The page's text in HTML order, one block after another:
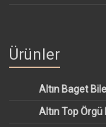
Ürünler
Altın Baget
Altın Top Örgü